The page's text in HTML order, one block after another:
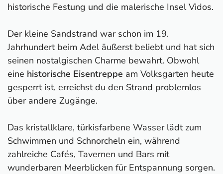
historische Festung und die malerische Insel Vidos.
Der kleine Sandstrand war schon im 19.
Jahrhundert beim Adel äußerst beliebt und hat sich
seinen nostalgischen Charme bewahrt. Obwohl
eine historische Eisentreppe am Volksgarten heute
gesperrt ist, erreichst du den Strand problemlos
über andere Zugänge.
Das kristallklare, türkisfarbene Wasser lädt zum
Schwimmen und Schnorcheln ein, während
zahlreiche Cafés, Tavernen und Bars mit
wunderbaren Meerblicken für Entspannung sorgen.